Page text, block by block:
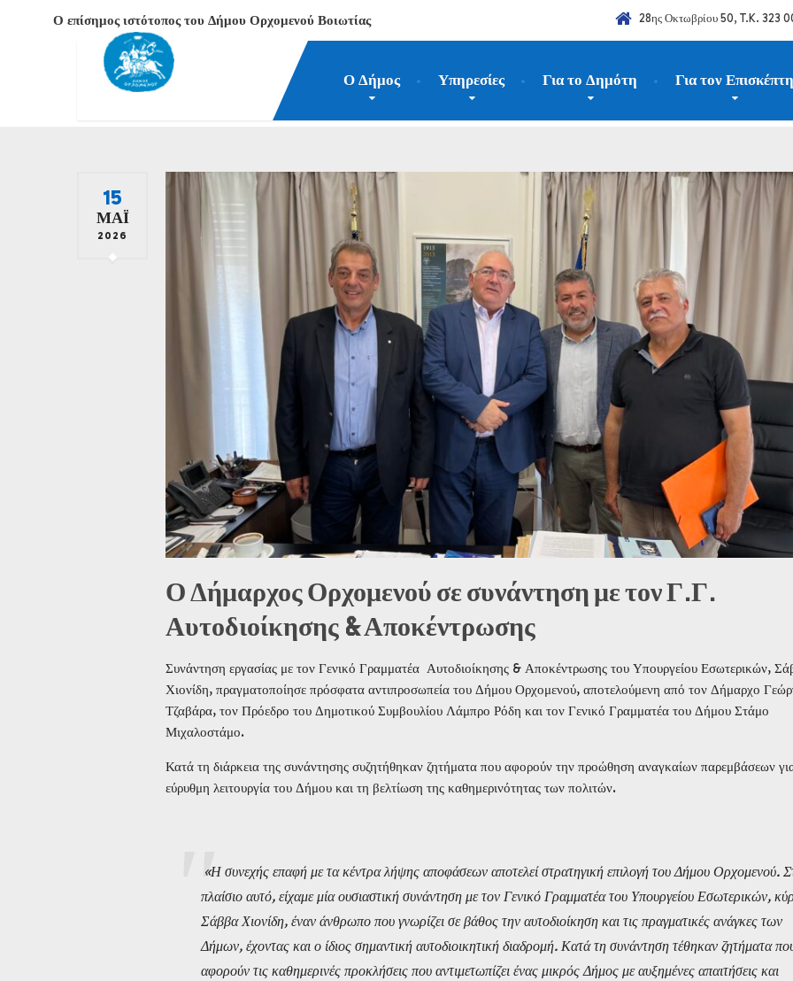
Ο επίσημος ιστότοπος του Δήμου Ορχομενού Βοιωτίας 28ης Οκτωβρίου 50, T.K. 323
Ο Δήμος Υπηρεσίες Για το Δημότη Για τον Επισκέπτη
Νέα-Επικαιρότητα Μάιος
15
ΜΆΙ
2026
Ο Δήμαρχος Ορχομενού σε συνάντηση με τον Γ.Γ.
Αυτοδιοίκησης & Αποκέντρωσης
Συνάντηση εργασίας με τον Γενικό Γραμματέα Αυτοδιοίκησης & Αποκέντρωσης του Υπουργείου Εσωτερικών,
Χιονίδη, πραγματοποίησε πρόσφατα αντιπροσωπεία του Δήμου Ορχομενού, αποτελούμενη από τον Δήμαρχο
Τζαβάρα, τον Πρόεδρο του Δημοτικού Συμβουλίου Λάμπρο Ρόδη και τον Γενικό Γραμματέα του Δήμου Στάμο
Μιχαλοστάμο.
Κατά τη διάρκεια της συνάντησης συζητήθηκαν ζητήματα που αφορούν την προώθηση αναγκαίων παρεμβάσεων
εύρυθμη λειτουργία του Δήμου και τη βελτίωση της καθημερινότητας των πολιτών.
«Η συνεχής επαφή με τα κέντρα λήψης αποφάσεων αποτελεί στρατηγική επιλογή του Δήμου Ορχομενού.
πλαίσιο αυτό, είχαμε μία ουσιαστική συνάντηση με τον Γενικό Γραμματέα του Υπουργείου Εσωτερικών,
Σάββα Χιονίδη, έναν άνθρωπο που γνωρίζει σε βάθος την αυτοδιοίκηση και τις πραγματικές ανάγκες των
Δήμων, έχοντας και ο ίδιος σημαντική αυτοδιοικητική διαδρομή. Κατά τη συνάντηση τέθηκαν ζητήματα
αφορούν τις καθημερινές προκλήσεις που αντιμετωπίζει ένας μικρός Δήμος με αυξημένες απαιτήσεις και